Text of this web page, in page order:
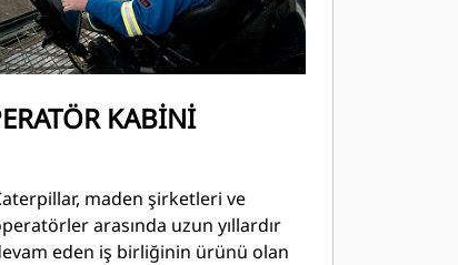
KABİNİ
maden şirketleri ve
arasında uzun yıllardır
eden iş birliğinin ürünü olan